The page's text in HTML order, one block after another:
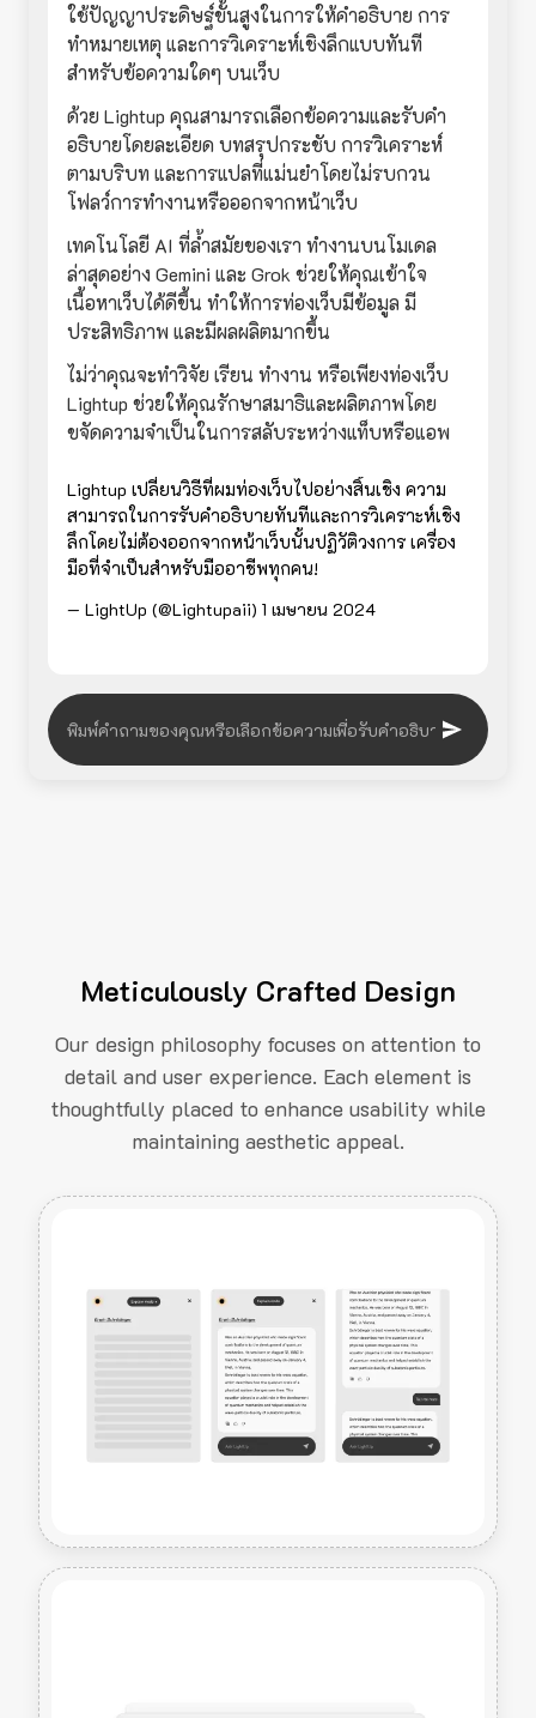
ใช้ปัญญาประดิษฐ์ขั้นสูงในการให้คำอธิบาย การ
ทำหมายเหตุ และการวิเคราะห์เชิงลึกแบบทันที
สำหรับข้อความใดๆ บนเว็บ
ด้วย Lightup คุณสามารถเลือกข้อความและรับคำ
อธิบายโดยละเอียด บทสรุปกระชับ การวิเคราะห์
ตามบริบท และการแปลที่แม่นยำโดยไม่รบกวน
โฟลว์การทำงานหรือออกจากหน้าเว็บ
เทคโนโลยี AI ที่ล้ำสมัยของเรา ทำงานบนโมเดล
ล่าสุดอย่าง Gemini และ Grok ช่วยให้คุณเข้าใจ
เนื้อหาเว็บได้ดีขึ้น ทำให้การท่องเว็บมีข้อมูล มี
ประสิทธิภาพ และมีผลผลิตมากขึ้น
ไม่ว่าคุณจะทำวิจัย เรียน ทำงาน หรือเพียงท่องเว็บ
Lightup ช่วยให้คุณรักษาสมาธิและผลิตภาพโดย
ขจัดความจำเป็นในการสลับระหว่างแท็บหรือแอพ
Lightup เปลี่ยนวิธีที่ผมท่องเว็บไปอย่างสิ้นเชิง ความ
สามารถในการรับคำอธิบายทันทีและการวิเคราะห์เชิง
ลึกโดยไม่ต้องออกจากหน้าเว็บนั้นปฏิวัติวงการ เครื่อง
มือที่จำเป็นสำหรับมืออาชีพทุกคน!
— LightUp (@Lightupaii) 1 เมษายน 2024
Meticulously Crafted Design
Our design philosophy focuses on attention to
detail and user experience. Each element is
thoughtfully placed to enhance usability while
maintaining aesthetic appeal.